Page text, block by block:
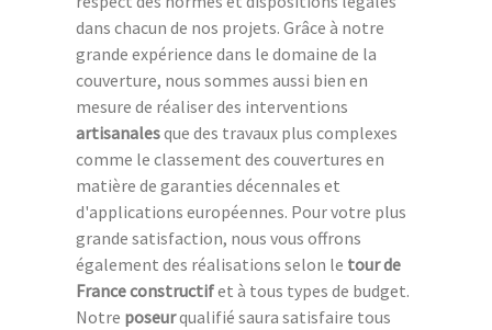
dans chacun de nos projets. Grâce à notre
grande expérience dans le domaine de la
couverture, nous sommes aussi bien en
mesure de réaliser des interventions
artisanalesque des travaux plus complexes
comme le classement des couvertures en
matière de garanties décennales et
d'applications européennes. Pour votre plus
grande satisfaction, nous vous offrons
également des réalisations selon le tour de
France constructifet à tous types de budget.
Notre poseurqualifié saura satisfaire tous